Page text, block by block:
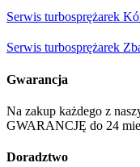
Serwis turbosprężarek
Serwis turbosprężarek
Gwarancja
Na zakup każdego z
GWARANCJĘ do 24
Doradztwo